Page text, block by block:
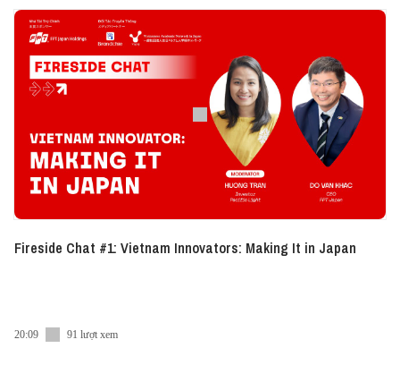
Fireside Chat #1: Vietnam Innovators: Making It in Japan
20:09 91 lượt xem